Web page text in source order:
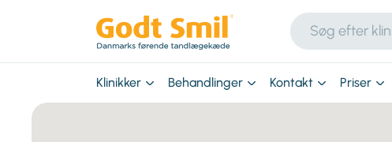
Klinikker Behandlinger Kontakt Priser